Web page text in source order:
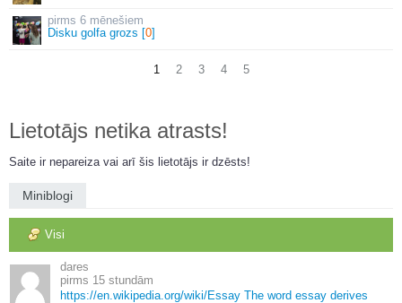
6 mēnešiem
Disku golfa grozs [0]
1 2 3 4 5
Lietotājs netika atrasts!
Saite ir nepareiza vai arī šis lietotājs ir dzēsts!
Miniblogi
Visi
dares
15 stundām
https://en. wikipedia. org/wiki/Essay The word essay derives